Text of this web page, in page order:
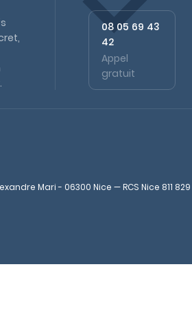
08 05 69 43
42
Appel
gratuit
Mari - 06300 Nice — RCS Nice 811